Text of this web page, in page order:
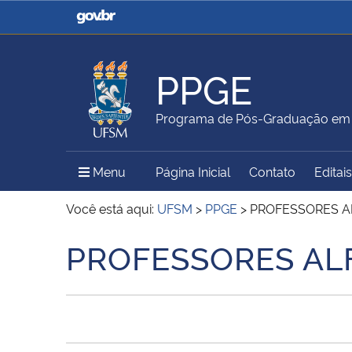
Casa Civil
Ministério da Justiça e
Ministério da Agricultura,
Pecuária e Abastecimento
Ministério da Educação
Ministério do Meio Ambiente Ministério do Turismo
Secretaria de Governo
Gabinete de Segurança
PPGE
Programa de Pós-Graduação
Menu Menu Principal do Sítio
Página Inicial Contato Editais
Você está aqui: UFSM > PPGE > PROFESSORES
Início do conteúdo
PROFESSORES